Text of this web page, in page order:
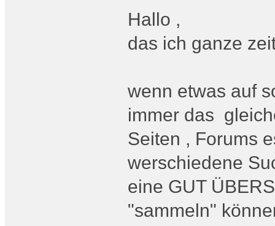
Hallo ,
das ich ganze
wenn etwas auf
immer das
Seiten , Forums
werschiedene
eine GUT
"sammeln"